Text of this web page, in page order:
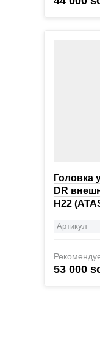
Головка
DR
H22
Артикул
53 000